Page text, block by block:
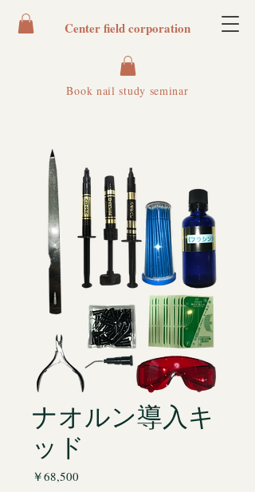
Book nail study seminar
Center field corporation
ナオルン導入キ
ッド
￥68,500